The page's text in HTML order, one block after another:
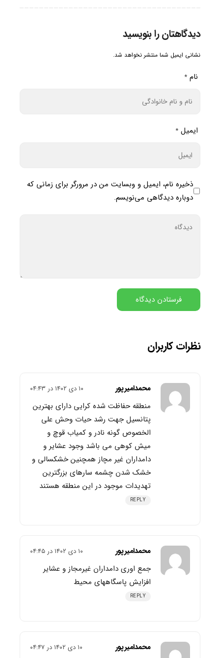
دیدگاهتان را بنویسید
نشانی ایمیل شما منتشر نخواهد شد.
نام *
ایمیل *
ذخیره نام، ایمیل و وبسایت من در مرورگر برای زمانی که
دوباره دیدگاهی می‌نویسم.
نظرات کاربران
محمدامیرپور ۱۰ دی ۱۴۰۲ در ۰۴:۴۳
منطقه حفاظت شده کرایی دارای بهترین
پتانسیل جهت رشد حیات وحش علی
الخصوص گونه نادر و کمیاب قوچ و
میش کوهی می باشد وجود عشایر و
دامداران غیر مچاز همچنین خشکسالی و
خشک شدن چشمه سارهای بزرگترین
تهدیدات موجود در این منطقه هستند
REPLY
محمدامیرپور ۱۰ دی ۱۴۰۲ در ۰۴:۴۵
جمع اوری دامداران غیرمجاز و عشایر
افزایش پاسگاههای محیط
REPLY
محمدامیرپور ۱۰ دی ۱۴۰۲ در ۰۴:۴۷